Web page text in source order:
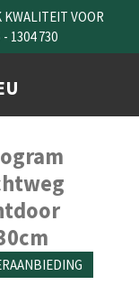
VOOR
1304 730